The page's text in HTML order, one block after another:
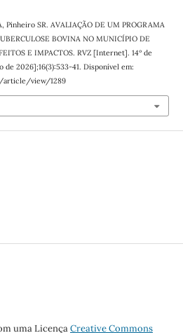
Pinheiro SR. AVALIAÇÃO DE UM PROGRAMA
BOVINA NO MUNICÍPIO DE
E IMPACTOS. RVZ [Internet]. 14º de
de 2026];16(3):533-41. Disponível em:
article/view/1289
uma LicençaCreative Commons